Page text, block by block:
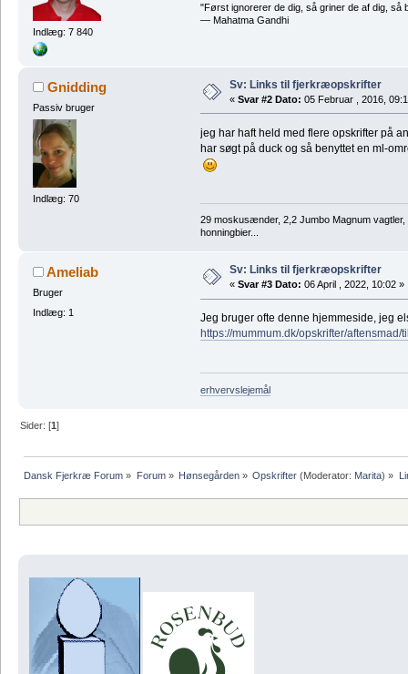
Indlæg: 7 840
"Først ignorerer de dig, så griner de af dig,
― Mahatma Gandhi
Gnidding
Passiv bruger
Indlæg: 70
Sv: Links til fjerkræopskrifter
« Svar #2 Dato: 05 Februar , 2016,
jeg har haft held med flere opskrifter på
har søgt på duck og så benyttet en ml-
29 moskusænder, 2,2 Jumbo Magnum
honningbier...
Ameliab
Bruger
Indlæg: 1
Sv: Links til fjerkræopskrifter
« Svar #3 Dato: 06 April , 2022, 10:02 »
Jeg bruger ofte denne hjemmeside, jeg
https://mummum.dk/opskrifter/
erhvervslejemål
Sider: [1]
Dansk Fjerkræ Forum » Forum» Hønsegården» Opskrifter (Moderator: Marita) »